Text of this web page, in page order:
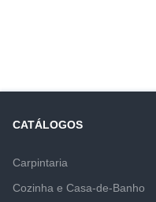
CATÁLOGOS
Carpintaria
Cozinha e Casa-de-Banho